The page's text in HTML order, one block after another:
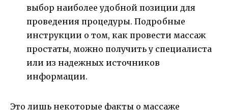
выбор наиболее удобной позиции для
проведения процедуры. Подробные
инструкции о том, как провести массаж
простаты, можно получить у специалиста
или из надежных источников
информации.
Это лишь некоторые факты о массаже